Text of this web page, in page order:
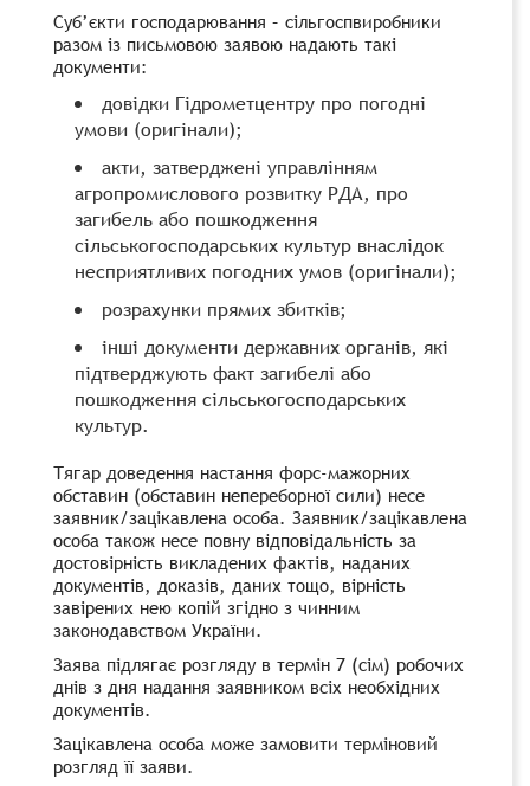
Суб’єкти господарювання – сільгоспвиробники
разом із письмовою заявою надають такі
документи:
довідки Гідрометцентру про погодні
умови (оригінали);
акти, затверджені управлінням
агропромислового розвитку РДА, про
загибель або пошкодження
сільськогосподарських культур внаслідок
несприятливих погодних умов (оригінали);
розрахунки прямих збитків;
інші документи державних органів, які
підтверджують факт загибелі або
пошкодження сільськогосподарських
культур.
Тягар доведення настання форс-мажорних
обставин (обставин непереборної сили) несе
заявник/зацікавлена особа. Заявник/зацікавлена
особа також несе повну вiдповiдальнiсть за
достовірність викладених фактів, наданих
документів, доказів, даних тощо, вірність
завірених нею копій згідно з чинним
законодавством України.
Заява підлягає розгляду в термін 7 (сім) робочих
днів з дня надання заявником всіх необхідних
документів.
Зацікавлена особа може замовити терміновий
розгляд її заяви.